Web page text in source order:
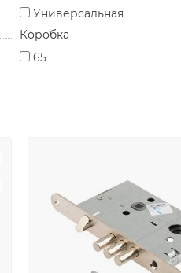
Универсальная
Коробка
65